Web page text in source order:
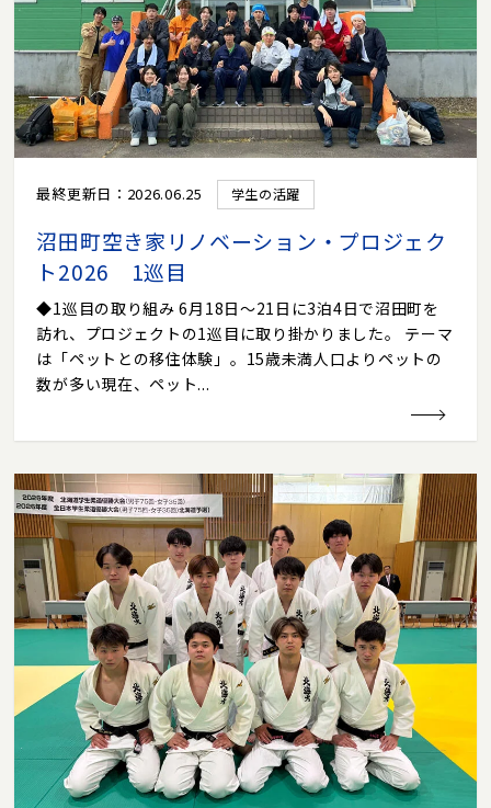
最終更新日：2026.06.25 学生の活躍
沼田町空き家リノベーション・プロジェク
ト2026 1巡目
◆1巡目の取り組み 6月18日～21日に3泊4日で沼田町を
訪れ、プロジェクトの1巡目に取り掛かりました。 テーマ
は「ペットとの移住体験」。15歳未満人口よりペットの
数が多い現在、ペット...